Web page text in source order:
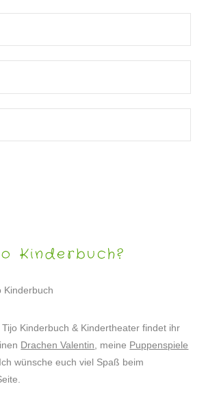
Kinderbuch?
Kinderbuch & Kindertheater findet ihr
Drachen Valentin , meine Puppenspiele
wünsche euch viel Spaß beim